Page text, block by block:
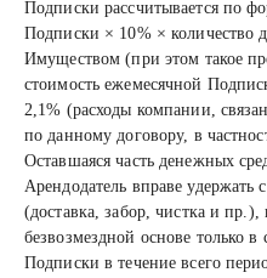
Подписки рассчитывается по
Подписки × 10% × количество
Имуществом (при этом такое
стоимость ежемесячной
2,1% (расходы компании,
по данному договору, в
Оставшаяся часть денежных
Арендодатель вправе удержать
(доставка, забор, чистка и пр.),
безвозмездной основе только
Подписки в течение всего